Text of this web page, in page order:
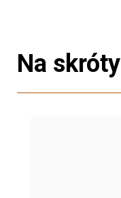
Na skróty